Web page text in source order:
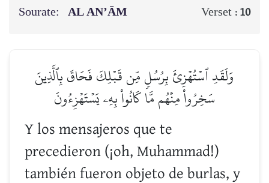
Sourate: AL AN’ĀM Verset : 10
وَلَقَدِ ٱسۡتُهۡزِئَ بِرُسُلٖ مِّن قَبۡلِكَ فَحَاقَ بِٱلَّذِينَ
سَخِرُواْ مِنۡهُم مَّا كَانُواْ بِهِۦ يَسۡتَهۡزِءُونَ
Y los mensajeros que te
precedieron (¡oh, Muhammad!)
también fueron objeto de burlas, y